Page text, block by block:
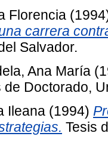
Florencia
carrera
Salvador.
Ana María
de Doctorado,
Ileana (1994)
Tesis